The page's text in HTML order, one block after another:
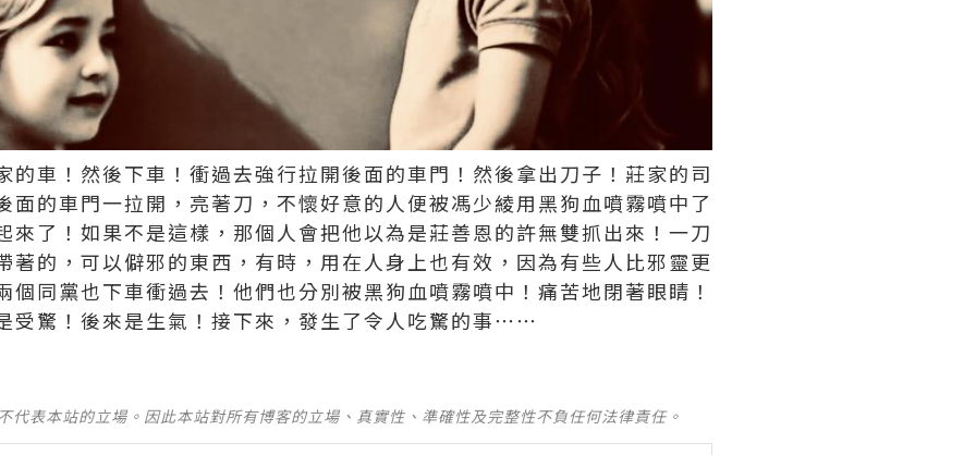
的車！然後下車！衝過去強行拉開後面的車門！然後拿出刀子！莊家的司
面的車門一拉開，亮著刀，不懷好意的人便被馮少綾用黑狗血噴霧噴中了
來了！如果不是這樣，那個人會把他以為是莊善恩的許無雙抓出來！一刀
著的，可以僻邪的東西，有時，用在人身上也有效，因為有些人比邪靈更
個同黨也下車衝過去！他們也分別被黑狗血噴霧噴中！痛苦地閉著眼睛！
受驚！後來是生氣！接下來，發生了令人吃驚的事⋯⋯
代表本站的立場。因此本站對所有博客的立場、真實性、準確性及完整性不負任何法律責任。